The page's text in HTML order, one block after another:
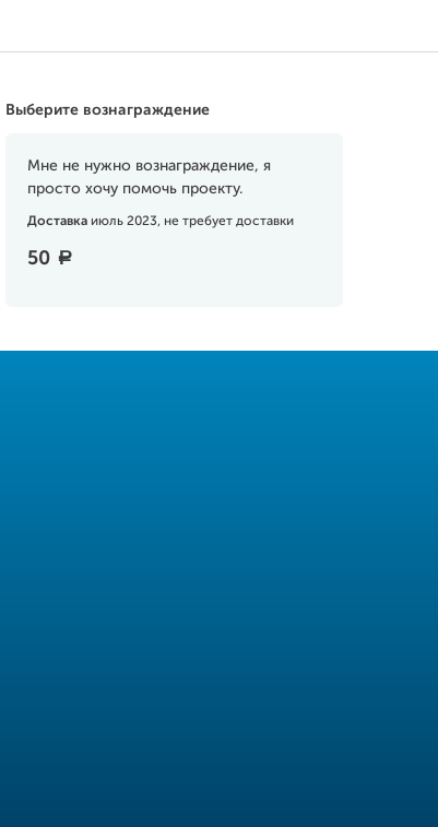
Выберите вознаграждение
Мне не нужно вознаграждение, я
просто хочу помочь проекту.
Доставка июль 2023, не требует доставки
50 a